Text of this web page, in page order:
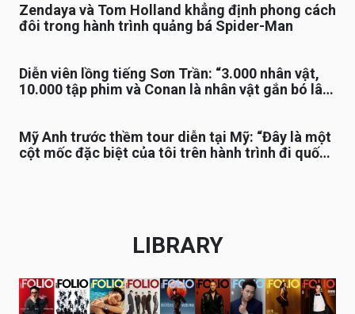
Zendaya và Tom Holland khẳng định phong cách
đôi trong hành trình quảng bá Spider-Man
Diễn viên lồng tiếng Sơn Trần: “3.000 nhân vật,
10.000 tập phim và Conan là nhân vật gắn bó lâu
Mỹ Anh trước thềm tour diễn tại Mỹ: “Đây là một
cột mốc đặc biệt của tôi trên hành trình đi quốc
LIBRARY